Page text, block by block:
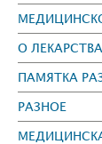
О
ПАМЯТКА
РАЗНОЕ